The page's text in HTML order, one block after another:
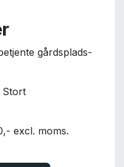
gårdsplads-
Stort
excl. moms.